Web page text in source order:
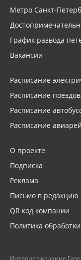
Метро Санкт-
График развода
Вакансии
Расписание
Расписание поездов
Расписание
Расписание
О проекте
Подписка
Реклама
Письмо в редакцию
QR код компании
Политика
Интернет-издание